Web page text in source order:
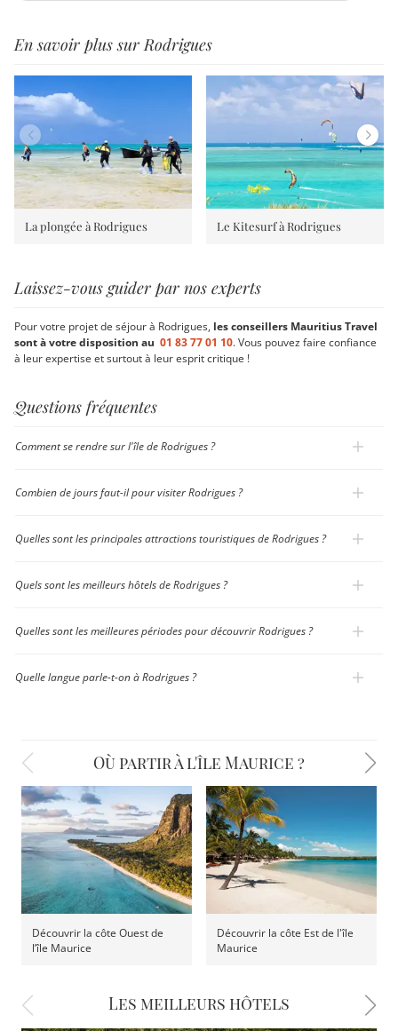
En savoir plus sur Rodrigues
La plongée à Rodrigues Le Kitesurf à Rodrigues
Laissez-vous guider par nos experts
Pour votre projet de séjour à Rodrigues, les conseillers Mauritius Travel
sont à votre disposition au 01 83 77 01 10. Vous pouvez faire confiance
à leur expertise et surtout à leur esprit critique !
Questions fréquentes
Comment se rendre sur l'île de Rodrigues ?
Combien de jours faut-il pour visiter Rodrigues ?
Quelles sont les principales attractions touristiques de Rodrigues ?
Quels sont les meilleurs hôtels de Rodrigues ?
Quelles sont les meilleures périodes pour découvrir Rodrigues ?
Quelle langue parle-t-on à Rodrigues ?
Où partir à l'île Maurice ?
Découvrir la côte Ouest de
l’île Maurice
Découvrir la côte Est de l'île
Maurice
Les meilleurs hôtels